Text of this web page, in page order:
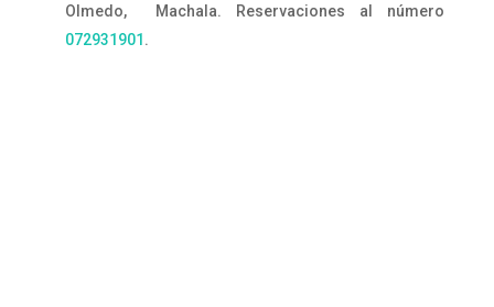
Olmedo, Machala. Reservaciones al número
072931901 .